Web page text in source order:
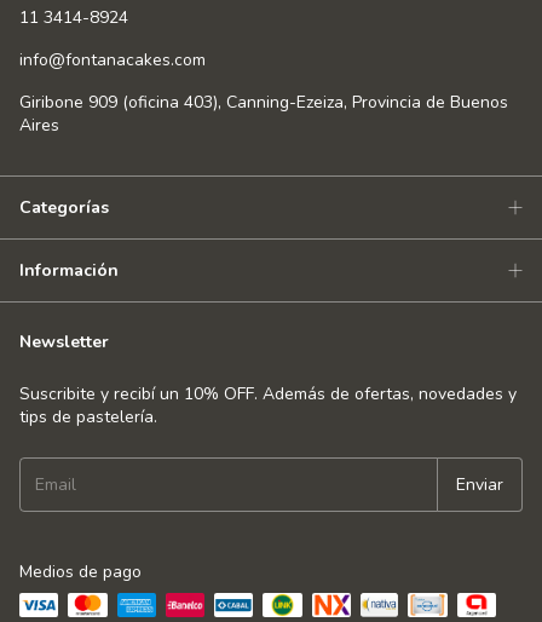
11 3414-8924
info@fontanacakes.com
Giribone 909 (oficina 403), Canning-Ezeiza, Provincia de Buenos
Aires
Categorías
Información
Newsletter
Suscribite y recibí un 10% OFF. Además de ofertas, novedades y
tips de pastelería.
Medios de pago